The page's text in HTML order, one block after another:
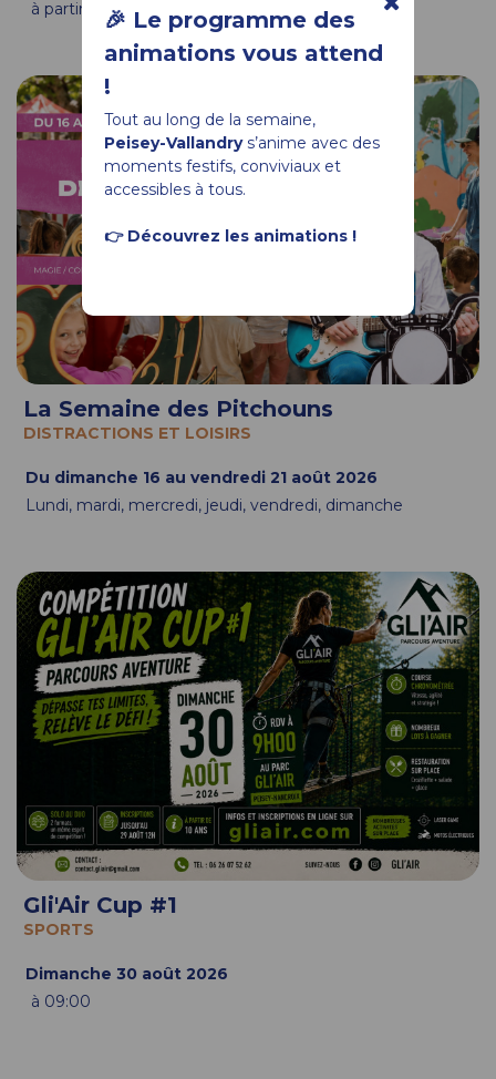
🎉 Le programme des
animations vous attend
!
Tout au long de la semaine,
Peisey-Vallandrys’anime avec des
moments festifs, conviviaux et
accessibles à tous.
👉 Découvrez les animations !
à partir de 10:00
La Semaine des Pitchouns
DISTRACTIONS ET LOISIRS
Du dimanche 16 au vendredi 21 août 2026
Lundi, mardi, mercredi, jeudi, vendredi, dimanche
Gli'Air Cup #1
SPORTS
Dimanche 30 août 2026
à 09:00